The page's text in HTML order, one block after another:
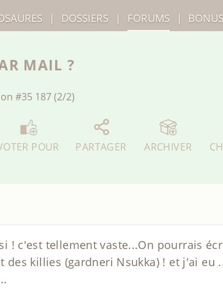
MAIL ?
#35 187 (2/2)
POUR PARTAGER ARCHIVER
! c'est tellement vaste...On pourrais
des killies (gardneri Nsukka) ! et j'ai eu
| DOSSIERS | FORUMS | BONUS